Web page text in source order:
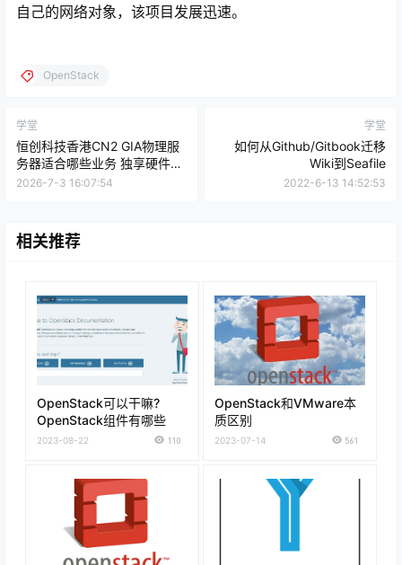
自己的网络对象，该项目发展迅速。
OpenStack
学堂
恒创科技香港CN2 GIA物理服
务器适合哪些业务 独享硬件与
回国线路选型参考
2026-7-3 16:07:54
学堂
如何从Github/Gitbook迁移
Wiki到Seafile
2022-6-13 14:52:53
相关推荐
OpenStack可以干嘛?
OpenStack组件有哪些
2023-08-22 110
OpenStack和VMware本
质区别
2023-07-14 561